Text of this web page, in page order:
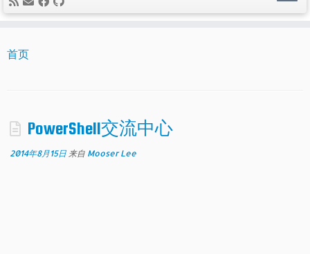
首页
PowerShell交流中心
2014年8月15日 来自 Mooser Lee